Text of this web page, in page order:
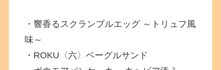
・響香るスクランブルエッグ ～トリュフ風
味～
・ROKU〈六〉ベーグルサンド